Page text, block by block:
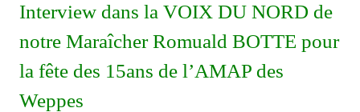
Interview dans la VOIX DU NORD de
notre Maraîcher Romuald BOTTE pour
la fête des 15ans de l’AMAP des
Weppes